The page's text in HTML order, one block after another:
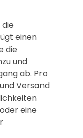
einen
die
und
ab. Pro
Versand
eine